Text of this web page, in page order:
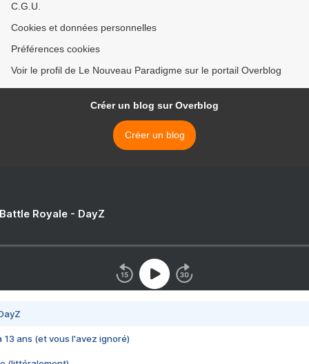
C.G.U.
Cookies et données personnelles
Préférences cookies
Voir le profil de Le Nouveau Paradigme sur le portail Overblog
Créer un blog sur Overblog
Créer un blog
Royale - DayZ
13 ans (et vous l'avez ignoré)